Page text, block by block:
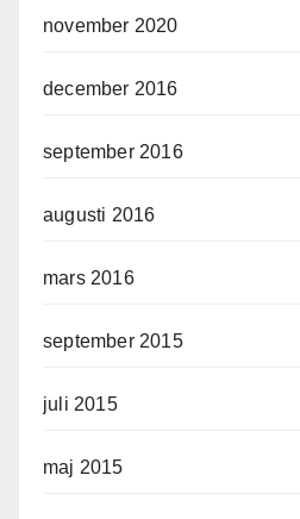
november 2020
december 2016
september 2016
augusti 2016
mars 2016
september 2015
juli 2015
maj 2015